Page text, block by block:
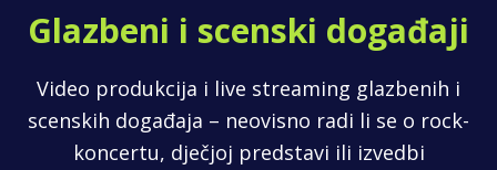
Glazbeni i scenski događaji
Video produkcija i live streaming glazbenih i
scenskih događaja – neovisno radi li se o rock-
koncertu, dječjoj predstavi ili izvedbi